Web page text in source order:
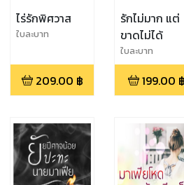
ไร่รักพิศวาส
ใบละบาท
209.00 ฿
รักไม่มาก แต่
ขาดไม่ได้
ใบละบาท
199.00 ฿